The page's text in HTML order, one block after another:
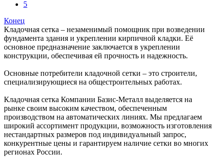
5
Конец
Кладочная сетка – незаменимый помощник при возведении
фундамента здания и укреплении кирпичной кладки. Её
основное предназначение заключается в укреплении
конструкции, обеспечивая ей прочность и надежность.
Основные потребители кладочной сетки – это строители,
специализирующиеся на общестроительных работах.
Кладочная сетка Компании Базис-Металл выделяется на
рынке своим высоким качеством, обеспеченным
производством на автоматических линиях. Мы предлагаем
широкий ассортимент продукции, возможность изготовления
нестандартных размеров под индивидуальный запрос,
конкурентные цены и гарантируем наличие сетки во многих
регионах России.